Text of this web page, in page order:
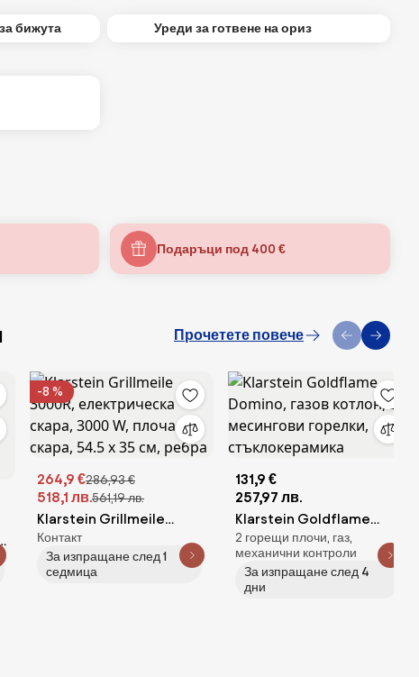
бижута Уреди за готвене на ориз
Подаръци под 400 €
Прочетете повече
-8 %
264,9 €286,93 €
518,1 лв.561,19 лв.
Klarstein Grillmeile
3000R, електрическа
скара, 3000 W, плоча за
скара, 54.5 x 35 см, ребра
Контакт
За изпращане след 1
седмица
131,9 €
257,97 лв.
Klarstein Goldflame
Domino, газов котлон, 2
месингови горелки,
стъклокерамика
2 горещи плочи, газ,
механични контроли
За изпращане след 4
дни